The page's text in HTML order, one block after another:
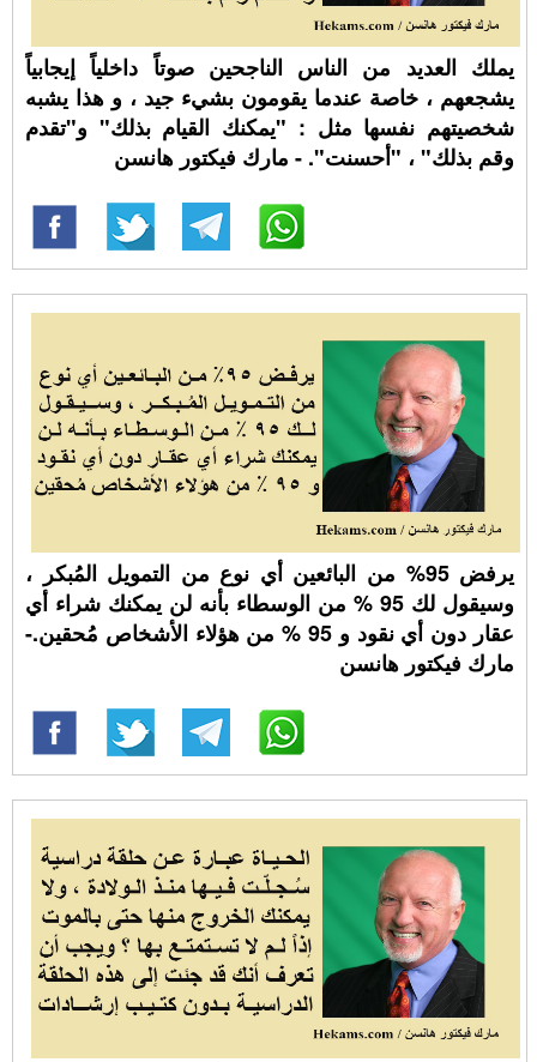
يملك العديد من الناس الناجحين صوتاً داخلياً إيجابياً
يشجعهم ، خاصة عندما يقومون بشيء جيد ، و هذا يشبه
شخصيتهم نفسها مثل : "يمكنك القيام بذلك" و"تقدم
وقم بذلك" ، "أحسنت". - مارك فيكتور هانسن
يرفض 95% من البائعين أي نوع من التمويل المُبكر ،
وسيقول لك 95 % من الوسطاء بأنه لن يمكنك شراء أي
عقار دون أي نقود و 95 % من هؤلاء الأشخاص مُحقين.-
مارك فيكتور هانسن